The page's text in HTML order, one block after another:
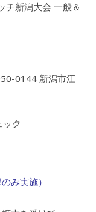
チ新潟大会 一般＆
0144 新潟市江
ク
み実施）